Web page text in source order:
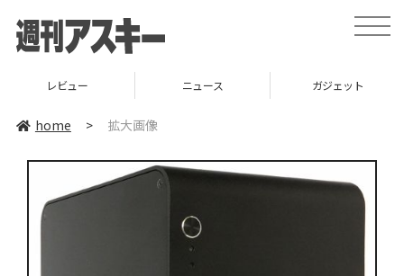
toggle
レビュー ニュース ガジェット
home > 拡大画像